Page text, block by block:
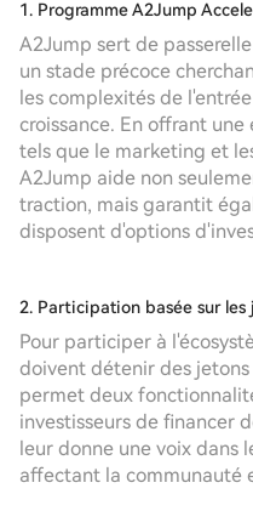
1. Programme A2Jump
A2Jump sert de
un stade précoce
les complexités de
croissance. En offrant
tels que le marketing et
A2Jump aide non
traction, mais garantit
disposent d'options
2. Participation basée sur les
Pour participer à
doivent détenir des
permet deux
investisseurs de financer
leur donne une voix dans
affectant la communauté